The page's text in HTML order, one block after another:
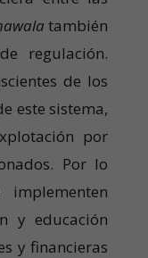
también
regulación.
de los
este sistema,
por
Por lo
y educación
y financieras